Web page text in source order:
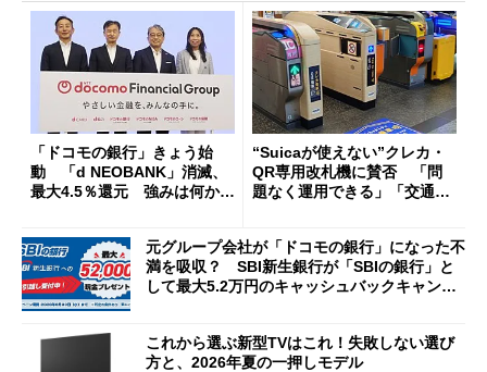
「ドコモの銀行」きょう始
動 「d NEOBANK」消滅、
最大4.5％還元 強みは何か解
“Suicaが使えない”クレカ・
QR専用改札機に賛否 「問
題なく運用できる」「交通系I
元グループ会社が「ドコモの銀行」になった不
満を吸収？ SBI新生銀行が「SBIの銀行」と
して最大5.2万円のキャッシュバックキャンペ
これから選ぶ新型TVはこれ！失敗しない選び
方と、2026年夏の一押しモデル